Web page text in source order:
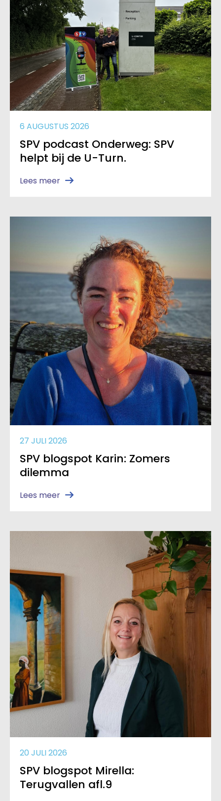
6 AUGUSTUS 2026
SPV podcast Onderweg: SPV
helpt bij de U-Turn.
Lees meer
27 JULI 2026
SPV blogspot Karin: Zomers
dilemma
Lees meer
20 JULI 2026
SPV blogspot Mirella:
Terugvallen afl.9